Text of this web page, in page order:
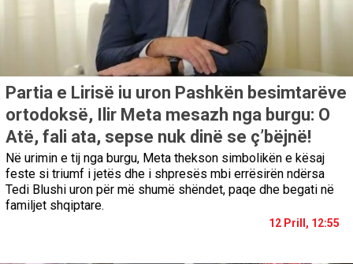
Partia e Lirisë iu uron Pashkën besimtarëve
ortodoksë, Ilir Meta mesazh nga burgu: O
Atë, fali ata, sepse nuk dinë se ç’bëjnë!
Në urimin e tij nga burgu, Meta thekson simbolikën e kësaj
feste si triumf i jetës dhe i shpresës mbi errësirën ndërsa
Tedi Blushi uron për më shumë shëndet, paqe dhe begati në
familjet shqiptare.
12 Prill, 12:55